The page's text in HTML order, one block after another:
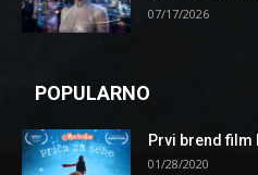
07/17/2026
POPULARNO
Prvi brend film
01/28/2020